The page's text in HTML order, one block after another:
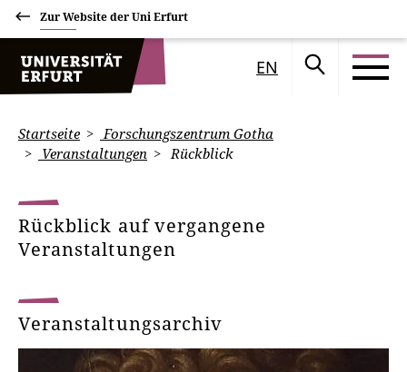
Zur Website der Uni Erfurt
EN
Startseite
Forschungszentrum Gotha
Veranstaltungen
Rückblick
Rückblick auf vergangene
Veranstaltungen
Veranstaltungsarchiv